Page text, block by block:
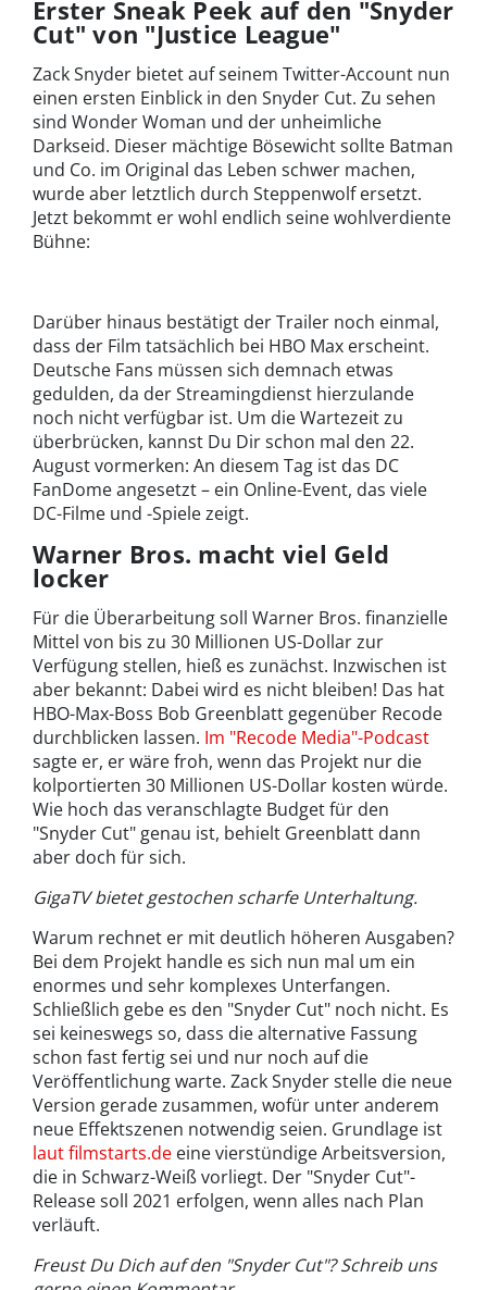
Erster Sneak Peek auf den "Snyder
Cut" von "Justice League"
Zack Snyder bietet auf seinem Twitter-Account nun
einen ersten Einblick in den Snyder Cut. Zu sehen
sind Wonder Woman und der unheimliche
Darkseid. Dieser mächtige Bösewicht sollte Batman
und Co. im Original das Leben schwer machen,
wurde aber letztlich durch Steppenwolf ersetzt.
Jetzt bekommt er wohl endlich seine wohlverdiente
Bühne:
Darüber hinaus bestätigt der Trailer noch einmal,
dass der Film tatsächlich bei HBO Max erscheint.
Deutsche Fans müssen sich demnach etwas
gedulden, da der Streamingdienst hierzulande
noch nicht verfügbar ist. Um die Wartezeit zu
überbrücken, kannst Du Dir schon mal den 22.
August vormerken: An diesem Tag ist das DC
FanDome angesetzt – ein Online-Event, das viele
DC-Filme und -Spiele zeigt.
Warner Bros. macht viel Geld
locker
Für die Überarbeitung soll Warner Bros. finanzielle
Mittel von bis zu 30 Millionen US-Dollar zur
Verfügung stellen, hieß es zunächst. Inzwischen ist
aber bekannt: Dabei wird es nicht bleiben! Das hat
HBO-Max-Boss Bob Greenblatt gegenüber Recode
durchblicken lassen. Im "Recode Media"-Podcast
sagte er, er wäre froh, wenn das Projekt nur die
kolportierten 30 Millionen US-Dollar kosten würde.
Wie hoch das veranschlagte Budget für den
"Snyder Cut" genau ist, behielt Greenblatt dann
aber doch für sich.
GigaTV bietet gestochen scharfe Unterhaltung.
Warum rechnet er mit deutlich höheren Ausgaben?
Bei dem Projekt handle es sich nun mal um ein
enormes und sehr komplexes Unterfangen.
Schließlich gebe es den "Snyder Cut" noch nicht. Es
sei keineswegs so, dass die alternative Fassung
schon fast fertig sei und nur noch auf die
Veröffentlichung warte. Zack Snyder stelle die neue
Version gerade zusammen, wofür unter anderem
neue Effektszenen notwendig seien. Grundlage ist
laut filmstarts.de eine vierstündige Arbeitsversion,
die in Schwarz-Weiß vorliegt. Der "Snyder Cut"-
Release soll 2021 erfolgen, wenn alles nach Plan
verläuft.
Freust Du Dich auf den "Snyder Cut"? Schreib uns